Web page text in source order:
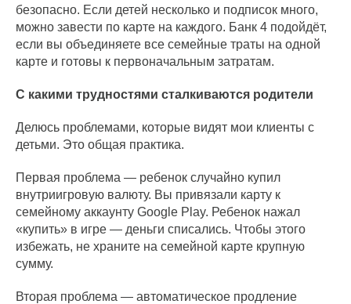
безопасно. Если детей несколько и подписок много,
можно завести по карте на каждого. Банк 4 подойдёт,
если вы объединяете все семейные траты на одной
карте и готовы к первоначальным затратам.
С какими трудностями сталкиваются родители
Делюсь проблемами, которые видят мои клиенты с
детьми. Это общая практика.
Первая проблема — ребенок случайно купил
внутриигровую валюту. Вы привязали карту к
семейному аккаунту Google Play. Ребенок нажал
«купить» в игре — деньги списались. Чтобы этого
избежать, не храните на семейной карте крупную
сумму.
Вторая проблема — автоматическое продление